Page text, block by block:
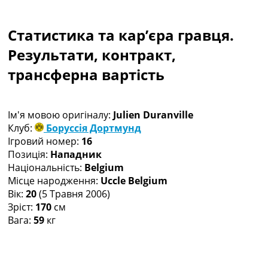
Чемпіонат Світу
Україна. Прем’єр-Ліга
Україна. Перша Ліга
Ліга Чемпіонів
Ще Турніри >>>
Таблиці
Чемпіонат Світу. Турнирні таблиці
Таблиця УПЛ
Перша Ліга
Таблиця АПЛ
Таблиця Ла Ліги
Таблиця Ліги Чемпіонів
Всі таблиці >>>
Статистика та кар’єра гравця.
Результати, контракт,
трансферна вартість
Ім'я мовою оригіналу: Julien Duranville
Клуб:
Боруссія Дортмунд
Ігровий номер: 16
Позиція: Нападник
Національність: Belgium
Місце народження: Uccle Belgium
Вік: 20(5 Травня 2006)
Зріст: 170 см
Вага: 59 кг